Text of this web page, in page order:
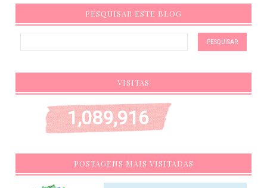
PESQUISAR ESTE BLOG
VISITAS
1,089,916
POSTAGENS MAIS VISITADAS